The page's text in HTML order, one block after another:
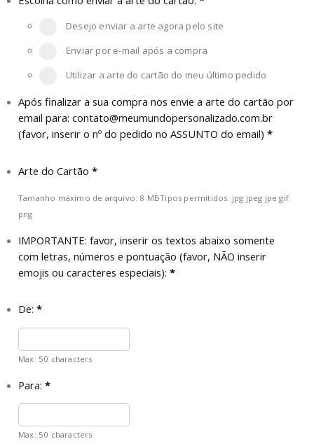
Desejo enviar a arte agora pelo site
Enviar por e-mail após a compra
Utilizar a arte do cartão do meu último pedido
Após finalizar a sua compra nos envie a arte do cartão por
email para: contato@meumundopersonalizado.com.br
(favor, inserir o nº do pedido no ASSUNTO do email) *
Arte do Cartão *
Tamanho máximo de arquivo: 8 MBTipos permitidos: jpg jpeg jpe gif
png
IMPORTANTE: favor, inserir os textos abaixo somente
com letras, números e pontuação (favor, NÃO inserir
emojis ou caracteres especiais): *
De: *
Max: 50 characters
Para: *
Max: 50 characters